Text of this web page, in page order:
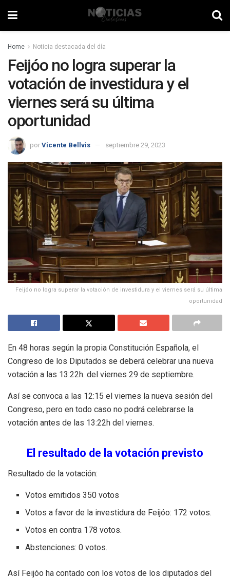
Home Noticia destacada del día
Feijóo no logra superar la
votación de investidura y el
viernes será su última
oportunidad
por Vicente Bellvis septiembre 29, 2023
Feijóo no logra superar la votación de investidura y el viernes será su última
oportunidad
En 48 horas según la propia Constitución Española, el
Congreso de los Diputados se deberá celebrar una nueva
votación a las 13:22h. del viernes 29 de septiembre.
Así se convoca a las 12:15 el viernes la nueva sesión del
Congreso, pero en todo caso no podrá celebrarse la
votación antes de las 13:22h del viernes.
El resultado de la votación previsto
Resultado de la votación:
Votos emitidos 350 votos
Votos a favor de la investidura de Feijóo: 172 votos.
Votos en contra 178 votos.
Abstenciones: 0 votos.
Así Feijóo ha contado con los votos de los diputados del